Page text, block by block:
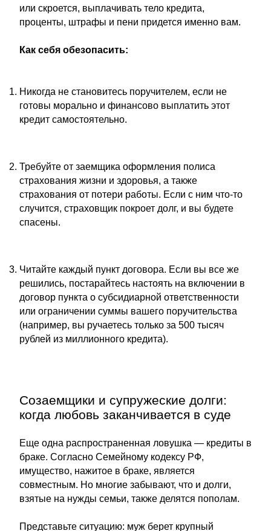
или скроется, выплачивать тело кредита,
проценты, штрафы и пени придется именно вам.
Как себя обезопасить:
Никогда не становитесь поручителем, если не
готовы морально и финансово выплатить этот
кредит самостоятельно.
Требуйте от заемщика оформления полиса
страхования жизни и здоровья, а также
страхования от потери работы. Если с ним что-то
случится, страховщик покроет долг, и вы будете
спасены.
Читайте каждый пункт договора. Если вы все же
решились, постарайтесь настоять на включении в
договор пункта о субсидиарной ответственности
или ограничении суммы вашего поручительства
(например, вы ручаетесь только за 500 тысяч
рублей из миллионного кредита).
Созаемщики и супружеские долги:
когда любовь заканчивается в суде
Еще одна распространенная ловушка — кредиты в
браке. Согласно Семейному кодексу РФ,
имущество, нажитое в браке, является
совместным. Но многие забывают, что и долги,
взятые на нужды семьи, также делятся пополам.
Представьте ситуацию: муж берет крупный